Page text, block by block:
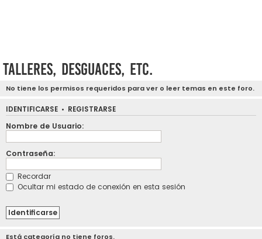
Talleres, desguaces, etc.
No tiene los permisos requeridos para ver o leer temas en este foro.
IDENTIFICARSE • REGISTRARSE
Nombre de Usuario:
Contraseña:
Recordar
Ocultar mi estado de conexión en esta sesión
Está categoría no tiene foros.